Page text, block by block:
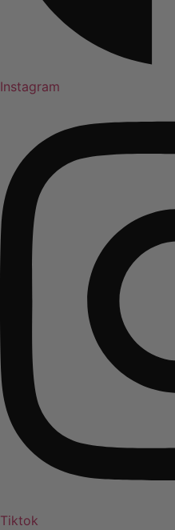
Instagram
Tiktok